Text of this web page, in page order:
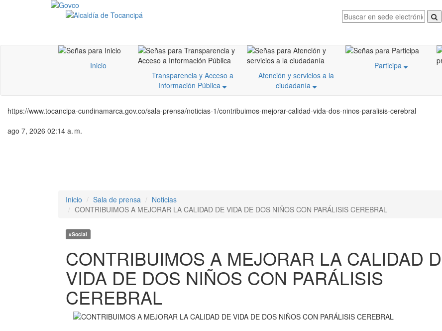
Inicio
Transparencia y Acceso a
Información Pública
Atención y servicios a la
ciudadanía
Participa
https://www.tocancipa-cundinamarca.gov.co/sala-prensa/noticias-1/contribuimos-mejorar-calidad-vida-dos-ninos-paralisis-cerebral
ago 7, 2026 02:14 a. m.
Inicio
Sala de prensa
Noticias
CONTRIBUIMOS A MEJORAR LA CALIDAD DE VIDA DE DOS NIÑOS CON PARÁLISIS CEREBRAL
#Social
CONTRIBUIMOS A MEJORAR LA CALIDAD
VIDA DE DOS NIÑOS CON PARÁLISIS
CEREBRAL